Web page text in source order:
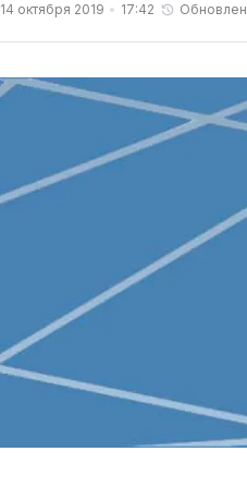
14 октября 2019 17:42